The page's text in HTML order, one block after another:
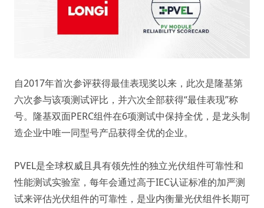
自2017年首次参评获得最佳表现奖以来，此次是隆基第
六次参与该项测试评比，并六次全部获得“最佳表现”称
号。隆基双面PERC组件在6项测试中保持全优，是龙头制
造企业中唯一同型号产品获得全优的企业。
PVEL是全球权威且具有领先性的独立光伏组件可靠性和
性能测试实验室，每年会通过高于IEC认证标准的加严测
试来评估光伏组件的可靠性，是业内衡量光伏组件长期可